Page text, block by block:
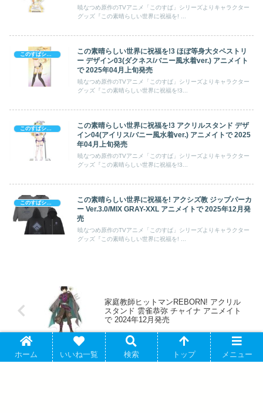
暁なつめ原作のTVアニメ「このすば」シリーズよりキャラクター
グッズ『この素晴らしい世界に祝福を! ...
このすばシリーズ (祝福 & 爆炎)
この素晴らしい世界に祝福を!3 ほぼ等身大タペストリ
ー デザイン03(ダクネス/バニー風水着ver.) アニメイト
で 2025年04月上旬発売
暁なつめ原作のTVアニメ「このすば」シリーズよりキャラクター
グッズ『この素晴らしい世界に祝福を!3...
この素晴らしい世界に祝福を!3 アクリルスタンド デザ
イン04(アイリス/バニー風水着ver.) アニメイトで 2025
年04月上旬発売
暁なつめ原作のTVアニメ「このすば」シリーズよりキャラクター
グッズ『この素晴らしい世界に祝福を!3...
この素晴らしい世界に祝福を! アクシズ教 ジップパーカ
ー Ver.3.0/MIX GRAY-XXL アニメイトで 2025年12月発
売
暁なつめ原作のTVアニメ「このすば」シリーズよりキャラクター
グッズ『この素晴らしい世界に祝福を! ...
家庭教師ヒットマンREBORN! アクリル
スタンド 雲雀恭弥 チャイナ アニメイト
で 2024年12月発売
ホーム いいね一覧 検索 トップ メニュー